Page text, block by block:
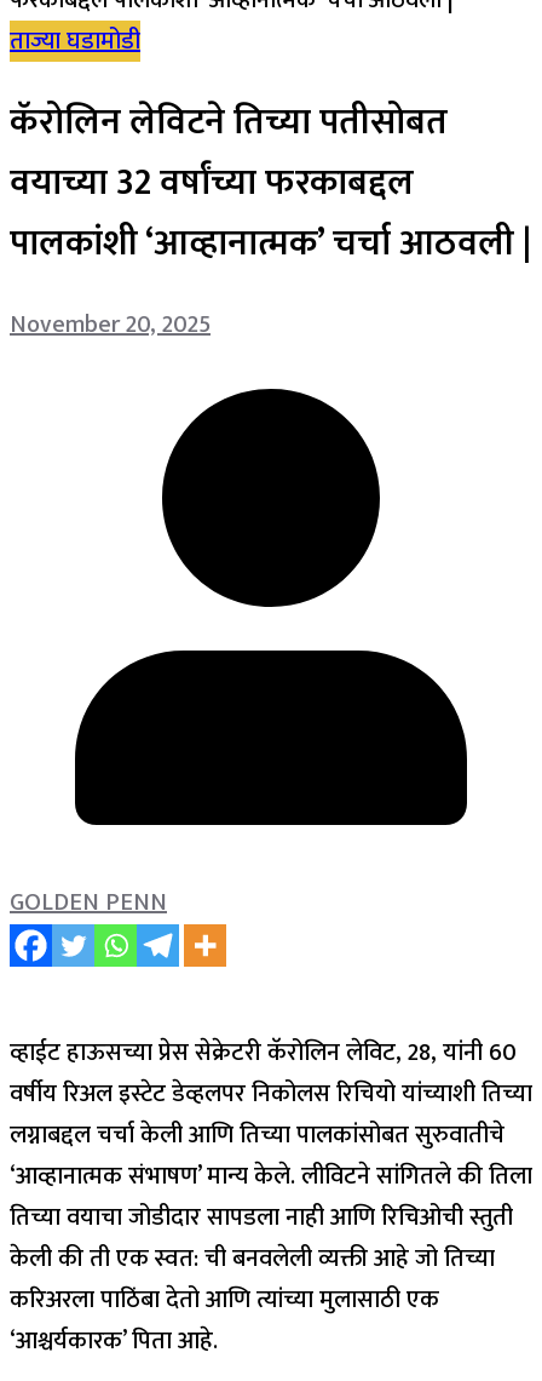
ताज्या घडामोडी
कॅरोलिन लेविटने तिच्या पतीसोबत
वयाच्या 32 वर्षांच्या फरकाबद्दल
पालकांशी ‘आव्हानात्मक’ चर्चा आठवली |
November 20, 2025
GOLDEN PENN
व्हाईट हाऊसच्या प्रेस सेक्रेटरी कॅरोलिन लेविट, 28, यांनी 60
वर्षीय रिअल इस्टेट डेव्हलपर निकोलस रिचियो यांच्याशी तिच्या
लग्नाबद्दल चर्चा केली आणि तिच्या पालकांसोबत सुरुवातीचे
‘आव्हानात्मक संभाषण’ मान्य केले. लीविटने सांगितले की तिला
तिच्या वयाचा जोडीदार सापडला नाही आणि रिचिओची स्तुती
केली की ती एक स्वत: ची बनवलेली व्यक्ती आहे जो तिच्या
करिअरला पाठिंबा देतो आणि त्यांच्या मुलासाठी एक
‘आश्चर्यकारक’ पिता आहे.